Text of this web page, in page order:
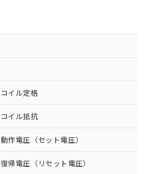
コイル定格
コイル抵抗
動作電圧（セット電圧）
復帰電圧（リセット電圧）